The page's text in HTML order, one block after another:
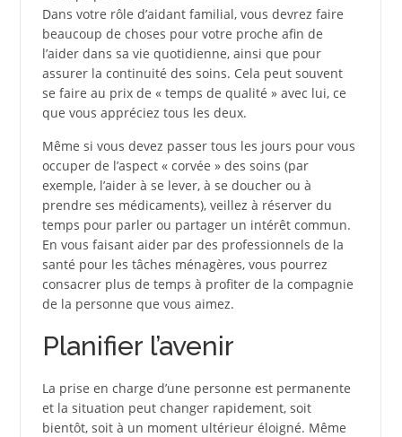
Dans votre rôle d’aidant familial, vous devrez faire
beaucoup de choses pour votre proche afin de
l’aider dans sa vie quotidienne, ainsi que pour
assurer la continuité des soins. Cela peut souvent
se faire au prix de « temps de qualité » avec lui, ce
que vous appréciez tous les deux.
Même si vous devez passer tous les jours pour vous
occuper de l’aspect « corvée » des soins (par
exemple, l’aider à se lever, à se doucher ou à
prendre ses médicaments), veillez à réserver du
temps pour parler ou partager un intérêt commun.
En vous faisant aider par des professionnels de la
santé pour les tâches ménagères, vous pourrez
consacrer plus de temps à profiter de la compagnie
de la personne que vous aimez.
Planifier l’avenir
La prise en charge d’une personne est permanente
et la situation peut changer rapidement, soit
bientôt, soit à un moment ultérieur éloigné. Même